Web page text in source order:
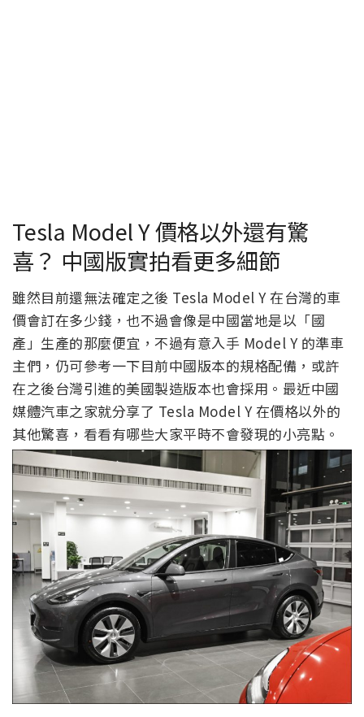
Tesla Model Y 價格以外還有驚
喜？ 中國版實拍看更多細節
雖然目前還無法確定之後 Tesla Model Y 在台灣的車
價會訂在多少錢，也不過會像是中國當地是以「國
產」生產的那麼便宜，不過有意入手 Model Y 的準車
主們，仍可參考一下目前中國版本的規格配備，或許
在之後台灣引進的美國製造版本也會採用。最近中國
媒體汽車之家就分享了 Tesla Model Y 在價格以外的
其他驚喜，看看有哪些大家平時不會發現的小亮點。